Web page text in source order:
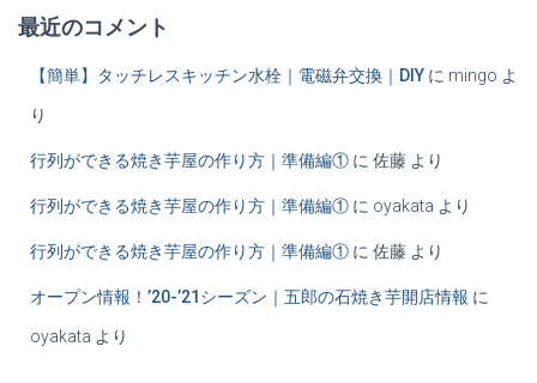
最近のコメント
【簡単】タッチレスキッチン水栓｜電磁弁交換｜DIY に mingo よ
り
行列ができる焼き芋屋の作り方｜準備編① に 佐藤 より
行列ができる焼き芋屋の作り方｜準備編① に oyakata より
行列ができる焼き芋屋の作り方｜準備編① に 佐藤 より
オープン情報！’20-’21シーズン｜五郎の石焼き芋開店情報 に
oyakata より